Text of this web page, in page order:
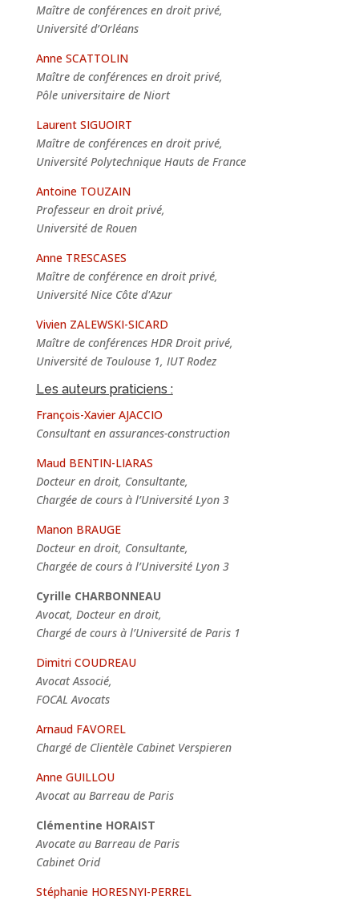
Maître de conférences en droit privé,
Université d’Orléans
Anne SCATTOLIN
Maître de conférences en droit privé,
Pôle universitaire de Niort
Laurent SIGUOIRT
Maître de conférences en droit privé,
Université Polytechnique Hauts de France
Antoine TOUZAIN
Professeur en droit privé,
Université de Rouen
Anne TRESCASES
Maître de conférence en droit privé,
Université Nice Côte d'Azur
Vivien ZALEWSKI-SICARD
Maître de conférences HDR Droit privé,
Université de Toulouse 1, IUT Rodez
Les auteurs praticiens :
François-Xavier AJACCIO
Consultant en assurances-construction
Maud BENTIN-LIARAS
Docteur en droit, Consultante,
Chargée de cours à l’Université Lyon 3
Manon BRAUGE
Docteur en droit, Consultante,
Chargée de cours à l’Université Lyon 3
Cyrille CHARBONNEAU
Avocat, Docteur en droit,
Chargé de cours à l’Université de Paris 1
Dimitri COUDREAU
Avocat Associé,
FOCAL Avocats
Arnaud FAVOREL
Chargé de Clientèle Cabinet Verspieren
Anne GUILLOU
Avocat au Barreau de Paris
Clémentine HORAIST
Avocate au Barreau de Paris
Cabinet Orid
Stéphanie HORESNYI-PERREL